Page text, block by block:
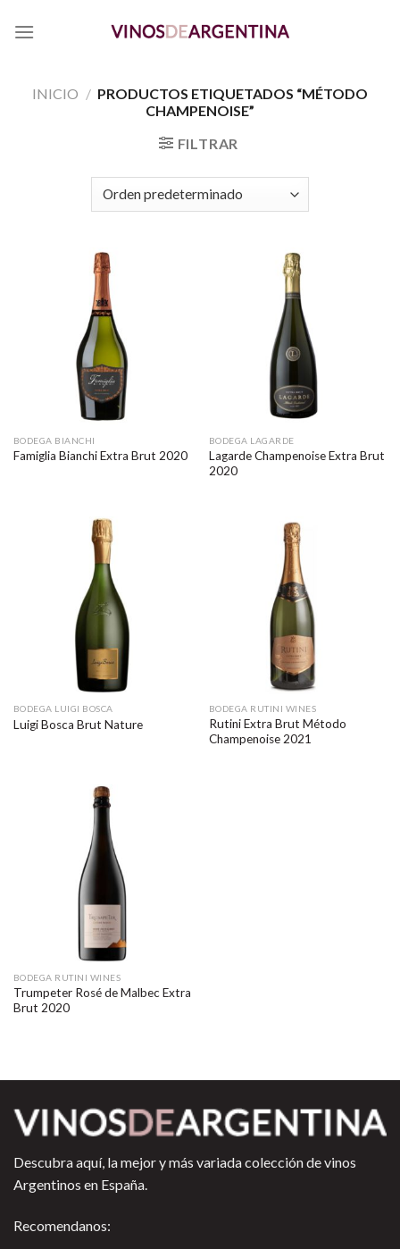
INICIO / PRODUCTOS ETIQUETADOS “MÉTODO
CHAMPENOISE”
FILTRAR
BODEGA BIANCHI
Famiglia Bianchi Extra Brut 2020
BODEGA LAGARDE
Lagarde Champenoise Extra Brut
2020
BODEGA LUIGI BOSCA
Luigi Bosca Brut Nature
BODEGA RUTINI WINES
Rutini Extra Brut Método
Champenoise 2021
BODEGA RUTINI WINES
Trumpeter Rosé de Malbec Extra
Brut 2020
Descubra aquí, la mejor y más variada colección de vinos
Argentinos en España.
Recomendanos: